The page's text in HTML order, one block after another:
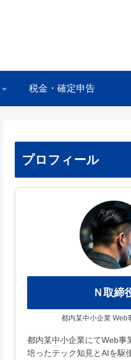
税金・確定申告
プロフィール
Ｎ取締
都内某中小企業 Web
都内某中小企業にてWeb事
培ったテック知見とAIを駆